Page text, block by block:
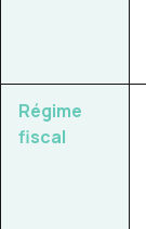
Régime
fiscal